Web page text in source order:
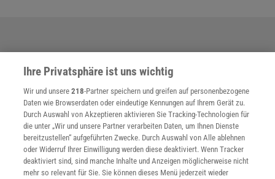
Ihre Privatsphäre ist uns wichtig
Wir und unsere218-Partner speichern und greifen auf personenbezogene
Daten wie Browserdaten oder eindeutige Kennungen auf Ihrem Gerät zu.
Durch Auswahl von Akzeptieren aktivieren Sie Tracking-Technologien für
die unter „Wir und unsere Partner verarbeiten Daten, um Ihnen Dienste
bereitzustellen“ aufgeführten Zwecke. Durch Auswahl von Alle ablehnen
oder Widerruf Ihrer Einwilligung werden diese deaktiviert. Wenn Tracker
deaktiviert sind, sind manche Inhalte und Anzeigen möglicherweise nicht
mehr so relevant für Sie. Sie können dieses Menü jederzeit wieder